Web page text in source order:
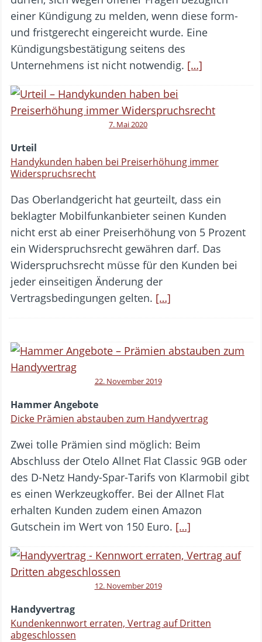
einer Kündigung zu melden, wenn diese form-
und fristgerecht eingereicht wurde. Eine
Kündigungsbestätigung seitens des
Unternehmens ist nicht notwendig. […]
7. Mai 2020
Urteil
Handykunden haben bei Preiserhöhung immer
Widerspruchsrecht
Das Oberlandgericht hat geurteilt, dass ein
beklagter Mobilfunkanbieter seinen Kunden
nicht erst ab einer Preiserhöhung von 5 Prozent
ein Widerspruchsrecht gewähren darf. Das
Widerspruchsrecht müsse für den Kunden bei
jeder einseitigen Änderung der
Vertragsbedingungen gelten. […]
22. November 2019
Hammer Angebote
Dicke Prämien abstauben zum Handyvertrag
Zwei tolle Prämien sind möglich: Beim
Abschluss der Otelo Allnet Flat Classic 9GB oder
des D-Netz Handy-Spar-Tarifs von Klarmobil gibt
es einen Werkzeugkoffer. Bei der Allnet Flat
erhalten Kunden zudem einen Amazon
Gutschein im Wert von 150 Euro. […]
12. November 2019
Handyvertrag
Kundenkennwort erraten, Vertrag auf Dritten
abgeschlossen